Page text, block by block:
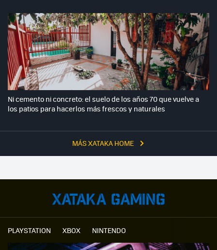
MÁS XATAKA HOME
Ni cemento ni concreto: el suelo de los años 70 que vuelve a
los patios para hacerlos más frescos y naturales
PLAYSTATION XBOX NINTENDO